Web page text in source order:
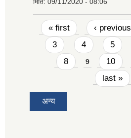
Pages
« first ‹ previous
3
4 5
8
9 10
last »
अन्य